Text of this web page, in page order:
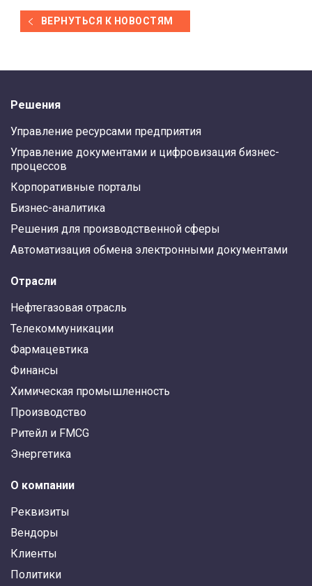
ВЕРНУТЬСЯ К НОВОСТЯМ
Решения
Управление ресурсами предприятия
Управление документами и цифровизация бизнес-
процессов
Корпоративные порталы
Бизнес-аналитика
Решения для производственной сферы
Автоматизация обмена электронными документами
Отрасли
Нефтегазовая отрасль
Телекоммуникации
Фармацевтика
Финансы
Химическая промышленность
Производство
Ритейл и FMCG
Энергетика
О компании
Реквизиты
Вендоры
Клиенты
Политики